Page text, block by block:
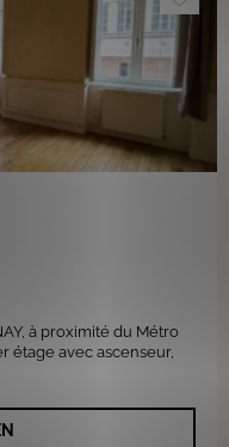
à proximité du Métro
étage avec ascenseur,